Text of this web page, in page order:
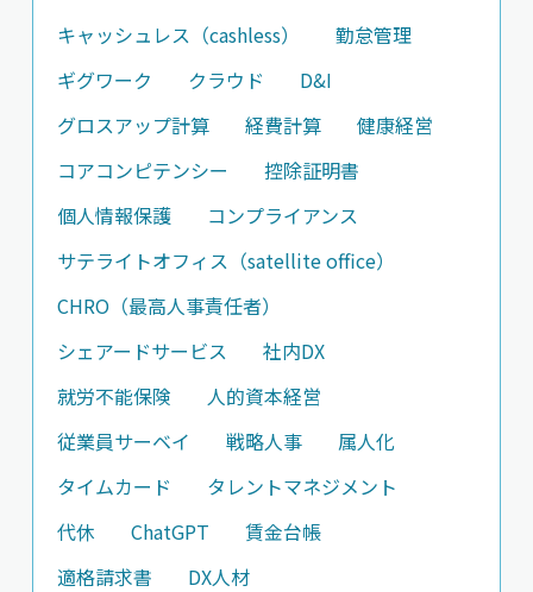
キャッシュレス（cashless）
勤怠管理
ギグワーク
クラウド
D&I
グロスアップ計算
経費計算
健康経営
コアコンピテンシー
控除証明書
個人情報保護
コンプライアンス
サテライトオフィス（satellite office）
CHRO（最高人事責任者）
シェアードサービス
社内DX
就労不能保険
人的資本経営
従業員サーベイ
戦略人事
属人化
タイムカード
タレントマネジメント
代休
ChatGPT
賃金台帳
適格請求書
DX人材